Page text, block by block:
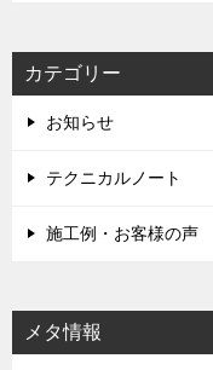
カテゴリー
お知らせ
テクニカルノート
施工例・お客様の声
メタ情報